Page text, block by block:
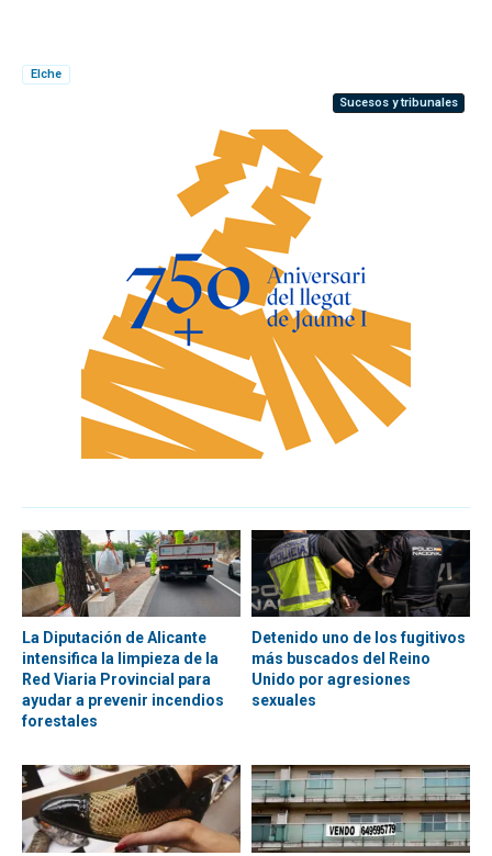
Elche
Sucesos y tribunales
La Diputación de Alicante
intensifica la limpieza de la
Red Viaria Provincial para
ayudar a prevenir incendios
forestales
Detenido uno de los fugitivos
más buscados del Reino
Unido por agresiones
sexuales